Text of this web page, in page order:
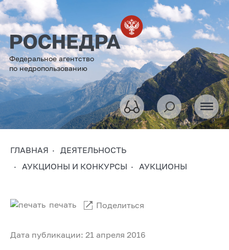
Федеральное агентство
по недропользованию
ГЛАВНАЯ
ДЕЯТЕЛЬНОСТЬ
АУКЦИОНЫ И КОНКУРСЫ
АУКЦИОНЫ
Дата публикации: 21 апреля 2016
печать Поделиться